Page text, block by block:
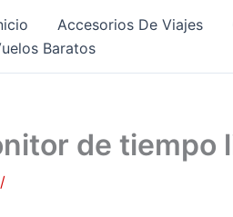
Accesorios De Viajes
Baratos
de tiempo
/